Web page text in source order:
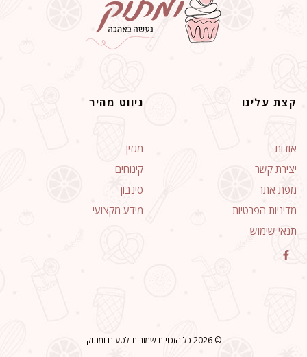
קצת עלינו
אודות
יצירת קשר
מפת אתר
מדיניות הפרטיות
תנאי שימוש
ניווט מהיר
מגזין
קינוחים
סינבון
מידע מקצועי
© 2026 כל הזכויות שמורות לטעים ומתוק